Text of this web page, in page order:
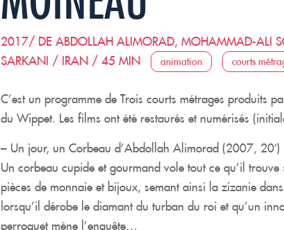
2017/ DE ABDOLLAH ALIMORAD, MOHAMMAD-ALI
SARKANI / IRAN / 45 MIN
animation courts
C’est un programme de Trois courts métrages produits
du Wippet. Les films ont été restaurés et numérisés
– Un jour, un Corbeau d’Abdollah Alimorad (2007, 20′)
Un corbeau cupide et gourmand vole tout ce qu’il
pièces de monnaie et bijoux, semant ainsi la zizanie
lorsqu’il dérobe le diamant du turban du roi et qu’un
perroquet mène l’enquête…